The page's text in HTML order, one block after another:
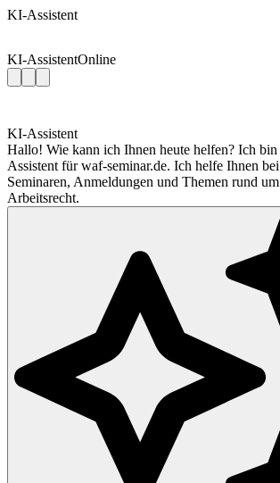
KI-Assistent
KI-AssistentOnline
KI-Assistent
Hallo! Wie kann ich Ihnen heute helfen? Ich
Assistent für waf-seminar.de. Ich helfe Ihnen
Seminaren, Anmeldungen und Themen rund
Arbeitsrecht.